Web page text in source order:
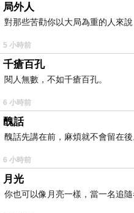
局外人
對那些苦勸你以大局為重的人來
5 小時前
千瘡百孔
閱人無數，不如千瘡百孔。
6 小時前
醜話
醜話先講在前，麻煩就不會留在後
6 小時前
月光
你也可以像月亮一樣，當一名追